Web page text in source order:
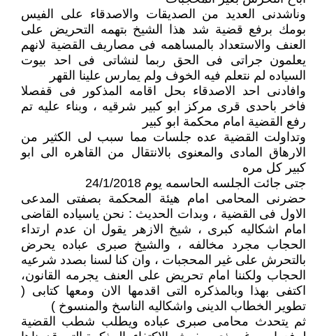
وناشدنى العديد من الصديقات والاصدقاء على الفيس
بومك برفع قضية شد هذا الشيخ بتهمه التحريض على
العنف والاستعداد بالمساهمه فى مصاريف القضية لانهم
يعلمون جراتى فى الحق ربما لنشاتى فى احد بيوت
السياده لم نتعلم فيه الخوف ولم يمارس علينا القهر
وافادنى احد الاصدقاء بحل اقامه المذكور فى قفصلا
فاخر باحدى قرى مركز ابو كبير شرقيه ، وبناء عليه تم
رفع القضية امام محكمة ابو كبير
وتداولت القضية عده جلسات مما سبب لى الكثير من
الارهاق المادى والمعنوى بالانتقال من القاهره الى ابو
كبير كل مره
جتى جائت الجلسه الحاسمه يوم 24/1/2018
حضرنى المحامى امام هيئة المحكمة بصفتى المدعى
الاول فى القضية ، وبدات الحديث : نحن ياسياده القاضى
امام اشكاليه كبرى ، شيخ الازهر يقول ان عدم ارتداء
الحجاب مجرد مخالفه ، والشيخ صبرى عباده يحرض
بالتحرش على غير المحجبات ، وان كنا لسنا بصدد شرعيه
الحجاب ولكننا امام تحريض على العنف يجرمه القانون،
اكتفى بهذا وبالمذكره التى اقدمها الان ومعها كتابى (
تطوير الخطاب الدينى واشكاليه الناسخ والمنسوخ )
ثم يتحدث محامى صبرى عباده ويطلب شطب القضية